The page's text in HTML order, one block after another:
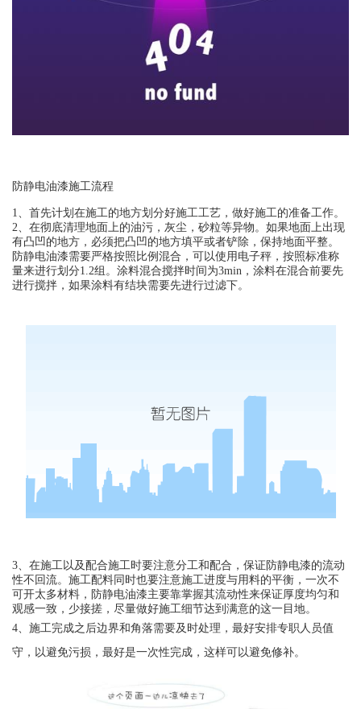
防静电油漆施工流程
1、首先计划在施工的地方划分好施工工艺，做好施工的准备工作。
2、在彻底清理地面上的油污，灰尘，砂粒等异物。如果地面上出现
有凸凹的地方，必须把凸凹的地方填平或者铲除，保持地面平整。
防静电油漆需要严格按照比例混合，可以使用电子秤，按照标准称
量来进行划分1.2组。涂料混合搅拌时间为3min，涂料在混合前要先
进行搅拌，如果涂料有结块需要先进行过滤下。
3、在施工以及配合施工时要注意分工和配合，保证防静电漆的流动
性不回流。施工配料同时也要注意施工进度与用料的平衡，一次不
可开太多材料，防静电油漆主要靠掌握其流动性来保证厚度均匀和
观感一致，少接搓，尽量做好施工细节达到满意的这一目地。
4、施工完成之后边界和角落需要及时处理，最好安排专职人员值
守，以避免污损，最好是一次性完成，这样可以避免修补。